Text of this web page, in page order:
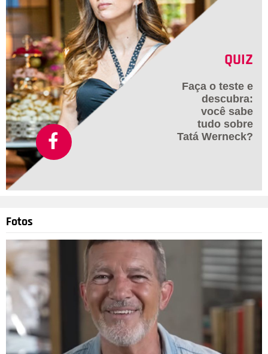
QUIZ
Faça o teste e
descubra:
você sabe
tudo sobre
Tatá Werneck?
Fotos